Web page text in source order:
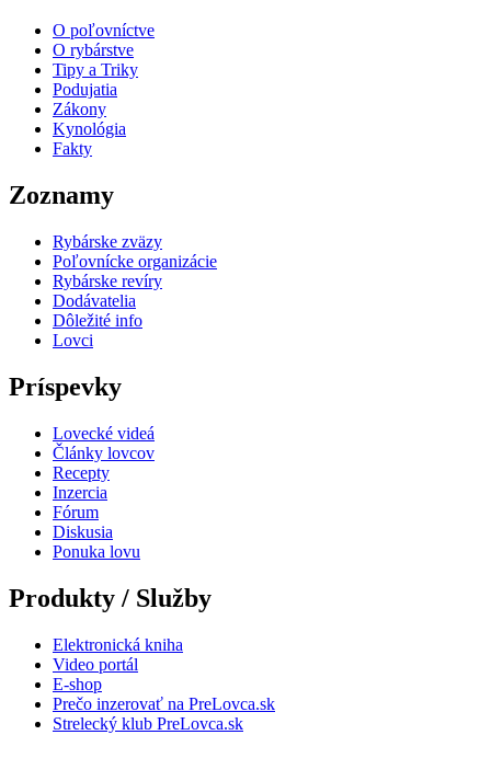
O poľovníctve
O rybárstve
Tipy a Triky
Podujatia
Zákony
Kynológia
Fakty
Zoznamy
Rybárske zväzy
Poľovnícke organizácie
Rybárske revíry
Dodávatelia
Dôležité info
Lovci
Príspevky
Lovecké videá
Články lovcov
Recepty
Inzercia
Fórum
Diskusia
Ponuka lovu
Produkty / Služby
Elektronická kniha
Video portál
E-shop
Prečo inzerovať na PreLovca.sk
Strelecký klub PreLovca.sk